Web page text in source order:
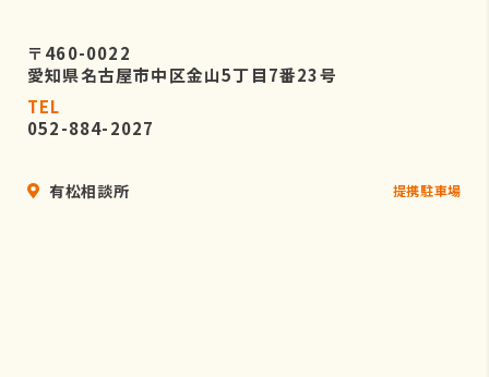
〒460-0022
愛知県名古屋市中区金山5丁目7番23号
TEL
052-884-2027
有松相談所 提携駐車場